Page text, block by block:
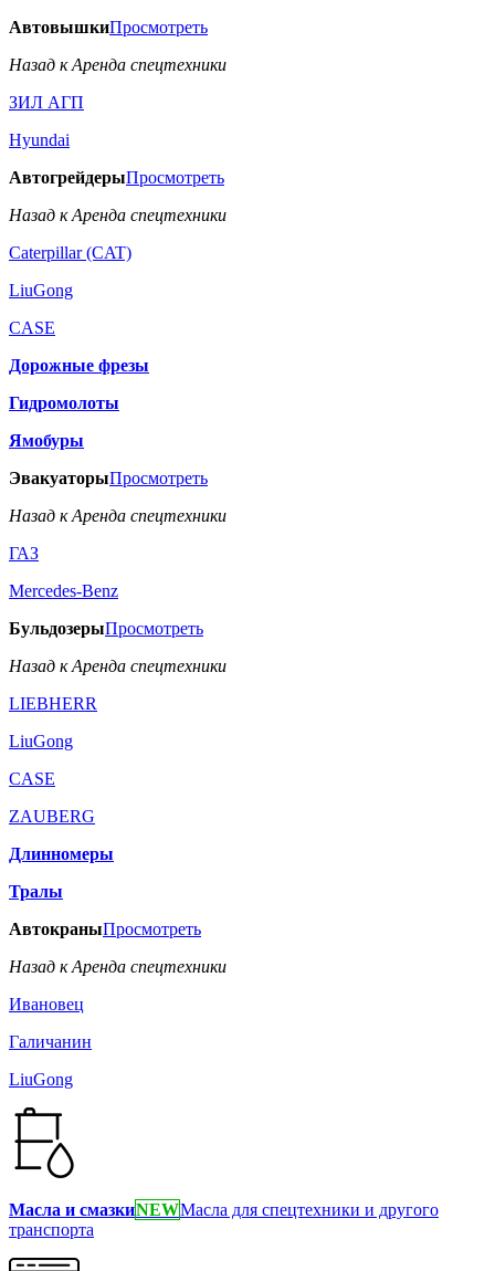
АвтовышкиПросмотреть
Назад к Аренда спецтехники
ЗИЛ АГП
Hyundai
АвтогрейдерыПросмотреть
Назад к Аренда спецтехники
Caterpillar (CAT)
LiuGong
CASE
Дорожные фрезы
Гидромолоты
Ямобуры
ЭвакуаторыПросмотреть
Назад к Аренда спецтехники
ГАЗ
Mercedes-Benz
БульдозерыПросмотреть
Назад к Аренда спецтехники
LIEBHERR
LiuGong
CASE
ZAUBERG
Длинномеры
Тралы
АвтокраныПросмотреть
Назад к Аренда спецтехники
Ивановец
Галичанин
LiuGong
Масла и смазкиNEWМасла для спецтехники и другого
транспорта